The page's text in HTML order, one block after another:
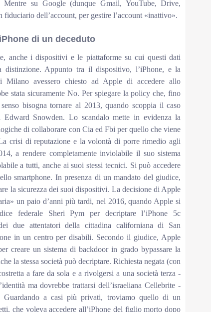
su Google (dunque Gmail, YouTube, Drive,
fiduciario dell’account, per gestire l’account «inattivo».
di un deceduto
anche i dispositivi e le piattaforme su cui questi dati
Appunto tra il dispositivo, l’iPhone, e la
avessero chiesto ad Apple di accedere allo
stata sicuramente No. Per spiegare la policy che, fino
bisogna tornare al 2013, quando scoppia il caso
Snowden. Lo scandalo mette in evidenza la
di collaborare con Cia ed Fbi per quello che viene
crisi di reputazione e la volontà di porre rimedio agli
a rendere completamente inviolabile il suo sistema
a tutti, anche ai suoi stessi tecnici. Si può accedere
smartphone. In presenza di un mandato del giudice,
la sicurezza dei suoi dispositivi. La decisione di Apple
un paio d’anni più tardi, nel 2016, quando Apple si
federale Sheri Pym per decriptare l’iPhone 5c
due attentatori della cittadina californiana di San
in un centro per disabili. Secondo il giudice, Apple
creare un sistema di backdoor in grado bypassare la
la stessa società può decriptare. Richiesta negata (con
a fare da sola e a rivolgersi a una società terza -
ma dovrebbe trattarsi dell’israeliana Cellebrite -
Guardando a casi più privati, troviamo quello di un
che voleva accedere all’iPhone del figlio morto dopo